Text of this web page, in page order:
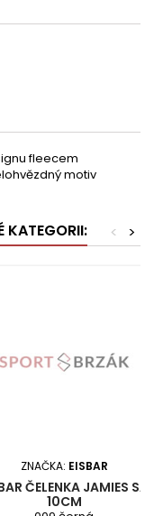
fleecem
motiv
KATEGORII: >
<
ZNAČKA: EISBAR
ČELENKA JAMIES SA
10CM